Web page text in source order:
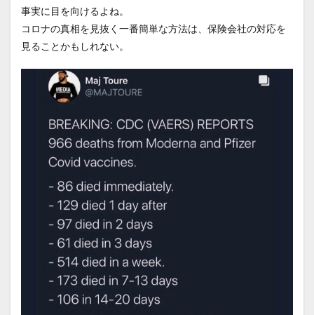
事実に目を向けるよね。
コロナの真相を見抜く一番簡単な方法は、保険会社の対応を
見ることかもしれない。